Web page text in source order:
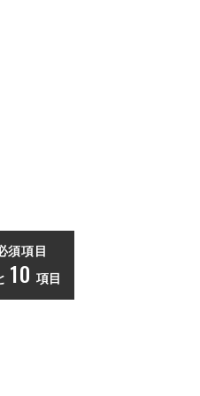
須項目
10 項目